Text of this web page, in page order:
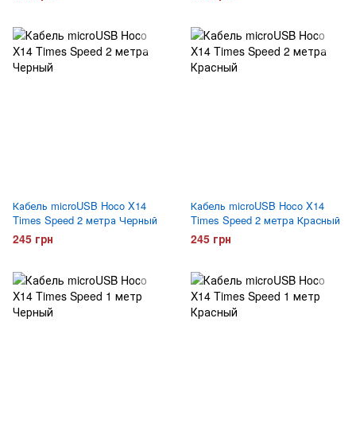
Кабель microUSB Hoco X14
Times Speed 2 метра Черный
245 грн
Кабель microUSB Hoco X14
Times Speed 2 метра Красный
245 грн